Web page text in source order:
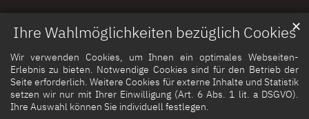
Ihre Wahlmöglichkeiten bezüglich Cookies
Wir verwenden Cookies, um Ihnen ein optimales Webseiten-
Erlebnis zu bieten. Notwendige Cookies sind für den Betrieb der
Seite erforderlich. Weitere Cookies für externe Inhalte und Statistik
setzen wir nur mit Ihrer Einwilligung (Art. 6 Abs. 1 lit. a DSGVO).
Ihre Auswahl können Sie individuell festlegen.
✕